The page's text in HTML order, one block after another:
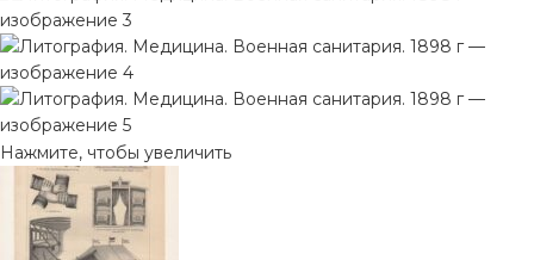
Нажмите, чтобы увеличить